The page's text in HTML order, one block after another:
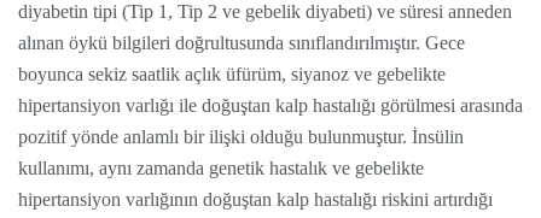
diyabetin tipi (Tip 1, Tip 2 ve gebelik diyabeti) ve süresi anneden
alınan öykü bilgileri doğrultusunda sınıflandırılmıştır. Gece
boyunca sekiz saatlik açlık üfürüm, siyanoz ve gebelikte
hipertansiyon varlığı ile doğuştan kalp hastalığı görülmesi arasında
pozitif yönde anlamlı bir ilişki olduğu bulunmuştur. İnsülin
kullanımı, aynı zamanda genetik hastalık ve gebelikte
hipertansiyon varlığının doğuştan kalp hastalığı riskini artırdığı